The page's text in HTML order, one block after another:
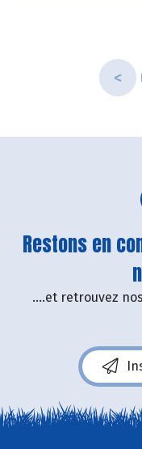
<
Restons en
....et retrouvez